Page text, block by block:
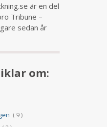
är en del
Tribune –
sedan år
om:
( 9 )